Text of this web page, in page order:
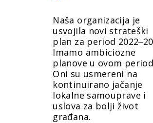
Naša organizacija je
usvojila novi strateški
plan za period
Imamo ambiciozne
planove u ovom
Oni su usmereni na
kontinuirano jačanje
lokalne samouprave i
uslova za bolji život
građana.